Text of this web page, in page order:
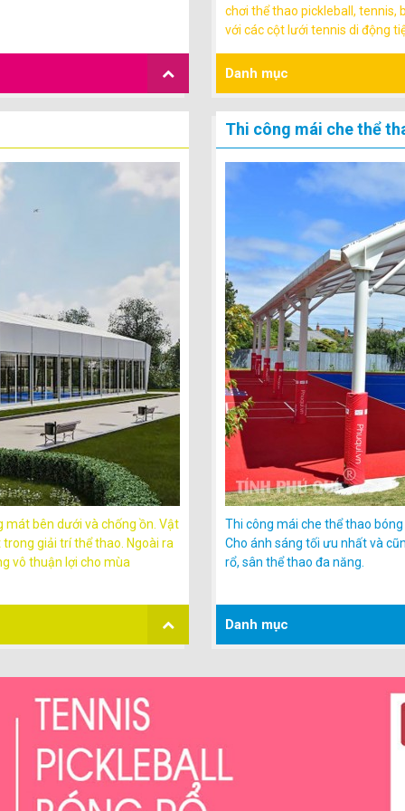
chơi thể thao pickleball, tennis,
với các cột lưới tennis di động
Danh mục
mát bên dưới và chống ồn. Vật
giải trí thể thao. Ngoài ra
vô thuận lợi cho mùa
Thi công mái che thể
Thi công mái che thể thao
Cho ánh sáng tối ưu nhất và
rổ, sân thể thao đa năng.
Danh mục